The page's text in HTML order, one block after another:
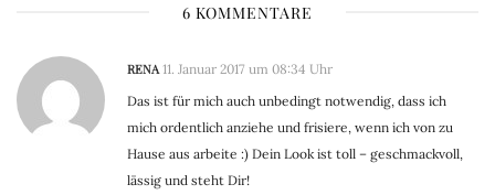
6 KOMMENTARE
RENA 11. Januar 2017 um 08:34 Uhr
Das ist für mich auch unbedingt notwendig, dass ich
mich ordentlich anziehe und frisiere, wenn ich von zu
Hause aus arbeite :) Dein Look ist toll – geschmackvoll,
lässig und steht Dir!